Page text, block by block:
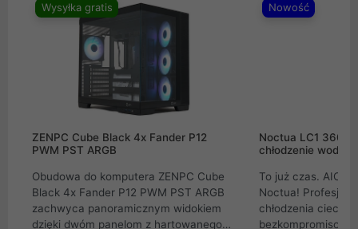
Wysyłka gratis
ZENPC Cube Black 4x Fander P12
PWM PST ARGB
Obudowa do komputera ZENPC Cube
Black 4x Fander P12 PWM PST ARGB
zachwyca panoramicznym widokiem
dzięki dwóm panelom z hartowanego
Nowość
Noctua LC1
chłodzenie wodne
To już czas. AIO
Noctua!
chłodzenia cieczą